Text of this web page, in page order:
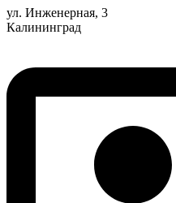
ул. Инженерная, 3
Калининград